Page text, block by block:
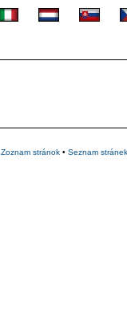
Zoznam stránok • Seznam stránek